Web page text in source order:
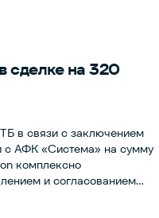
сделке на 320
в связи с заключением
с АФК «Система» на сумму
комплексно
и согласованием